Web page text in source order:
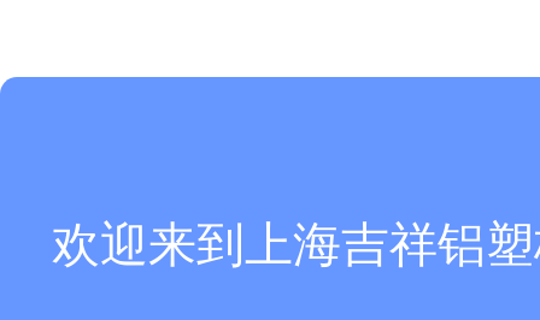
欢迎来到上海吉祥铝